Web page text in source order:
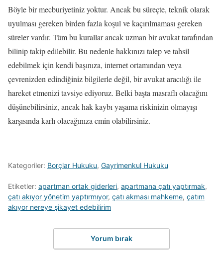
Böyle bir mecburiyetiniz yoktur. Ancak bu süreçte, teknik olarak
uyulması gereken birden fazla koşul ve kaçırılmaması gereken
süreler vardır. Tüm bu kurallar ancak uzman bir avukat tarafından
bilinip takip edilebilir. Bu nedenle hakkınızı talep ve tahsil
edebilmek için kendi başınıza, internet ortamından veya
çevrenizden edindiğiniz bilgilerle değil, bir avukat aracılığı ile
hareket etmenizi tavsiye ediyoruz. Belki başta masraflı olacağını
düşünebilirsiniz, ancak hak kaybı yaşama riskinizin olmayışı
karşısında karlı olacağınıza emin olabilirsiniz.
Kategoriler: Borçlar Hukuku, Gayrimenkul Hukuku
Etiketler: apartman ortak giderleri, apartmana çatı yaptırmak,
çatı akıyor yönetim yaptırmıyor, çatı akması mahkeme, çatım
akıyor nereye şikayet edebilirim
Yorum bırak